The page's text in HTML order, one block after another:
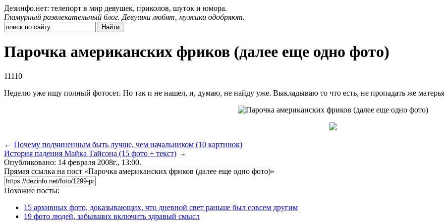
Дезинфо.нет: телепорт в мир девушек, приколов, шуток и юмора.
Гламурный развлекательный блог. Девушки любят, мужики одобряют.
Парочка американских фриков (далее еще одно фото)
11110
Неделю уже ищу полный фотосет. Но так и не нашел, и, думаю, не найду уже. Выкладываю то что есть, не пропадать же
← Почему подчиненным быть лучше, чем начальником (10 картинок)
История падения Майка Тайсона (15 фото + текст) →
Опубликовано: 14 февраля 2008г., 13:00.
Прямая ссылка на пост «Парочка американских фриков (далее еще одно фото)»
Похожие посты:
15 архивных фото, доказывающих, что дневной свет раньше был совсем другим
19 фото людей, забывших включить здравый смысл